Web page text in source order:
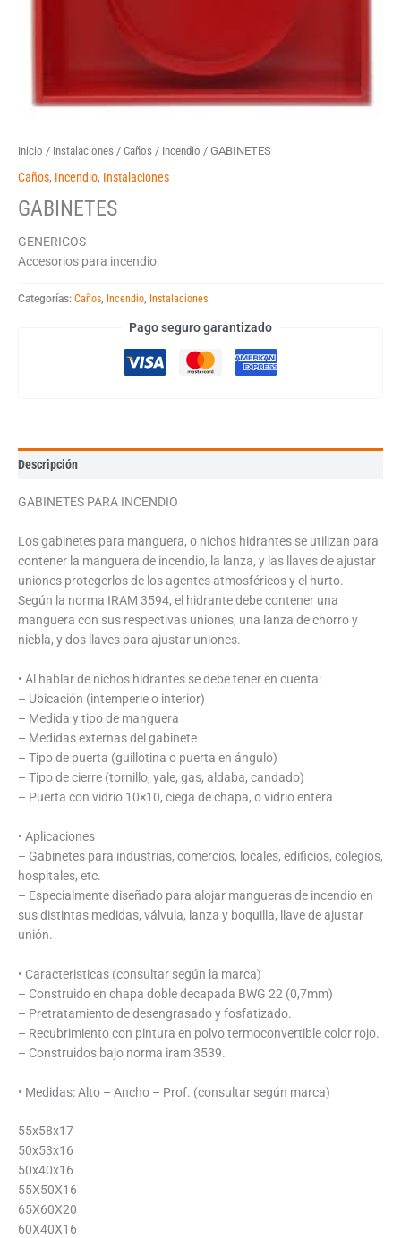
Inicio / Instalaciones / Caños / Incendio / GABINETES
Caños, Incendio, Instalaciones
GABINETES
GENERICOS
Accesorios para incendio
Categorías: Caños, Incendio, Instalaciones
Pago seguro garantizado
Descripción
GABINETES PARA INCENDIO
Los gabinetes para manguera, o nichos hidrantes se utilizan para
contener la manguera de incendio, la lanza, y las llaves de ajustar
uniones protegerlos de los agentes atmosféricos y el hurto.
Según la norma IRAM 3594, el hidrante debe contener una
manguera con sus respectivas uniones, una lanza de chorro y
niebla, y dos llaves para ajustar uniones.
• Al hablar de nichos hidrantes se debe tener en cuenta:
– Ubicación (intemperie o interior)
– Medida y tipo de manguera
– Medidas externas del gabinete
– Tipo de puerta (guillotina o puerta en ángulo)
– Tipo de cierre (tornillo, yale, gas, aldaba, candado)
– Puerta con vidrio 10×10, ciega de chapa, o vidrio entera
• Aplicaciones
– Gabinetes para industrias, comercios, locales, edificios, colegios,
hospitales, etc.
– Especialmente diseñado para alojar mangueras de incendio en
sus distintas medidas, válvula, lanza y boquilla, llave de ajustar
unión.
• Caracteristicas (consultar según la marca)
– Construido en chapa doble decapada BWG 22 (0,7mm)
– Pretratamiento de desengrasado y fosfatizado.
– Recubrimiento con pintura en polvo termoconvertible color rojo.
– Construidos bajo norma iram 3539.
• Medidas: Alto – Ancho – Prof. (consultar según marca)
55x58x17
50x53x16
50x40x16
55X50X16
65X60X20
60X40X16